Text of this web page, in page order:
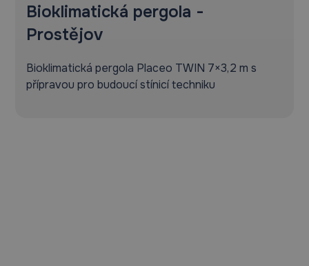
Bioklimatická pergola -
Prostějov
Bioklimatická pergola Placeo TWIN 7×3,2 m s
přípravou pro budoucí stínicí techniku